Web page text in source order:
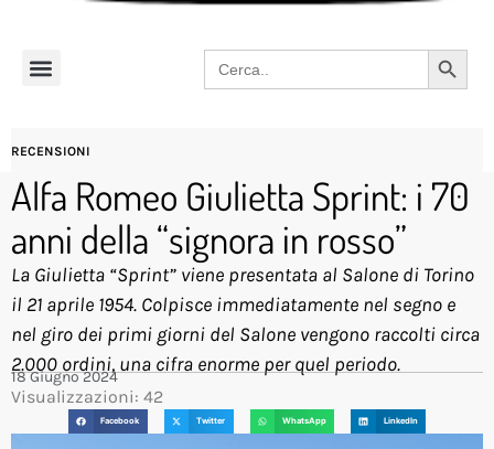
Search
for:
Search
RECENSIONI
Alfa Romeo Giulietta Sprint: i 70
anni della “signora in rosso”
La Giulietta “Sprint” viene presentata al Salone di Torino
il 21 aprile 1954. Colpisce immediatamente nel segno e
nel giro dei primi giorni del Salone vengono raccolti circa
2.000 ordini, una cifra enorme per quel periodo.
18 Giugno 2024
Visualizzazioni: 42
Facebook Twitter WhatsApp LinkedIn